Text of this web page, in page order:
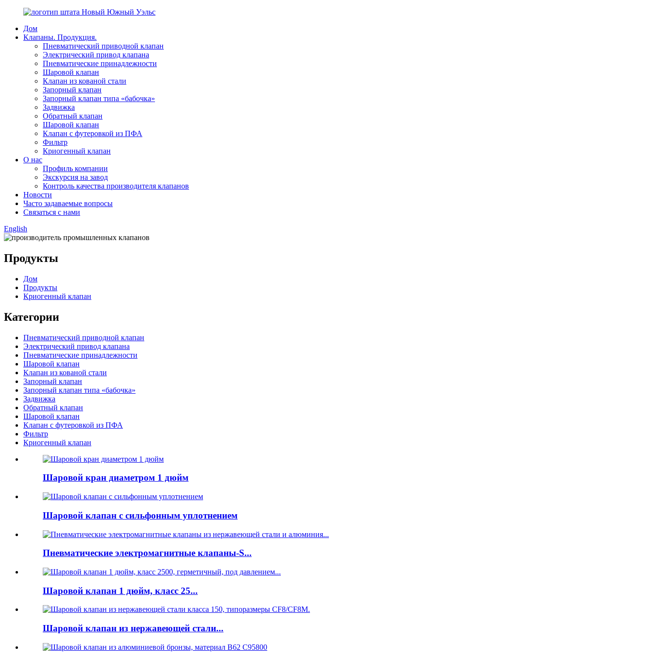
Дом
Клапаны. Продукция.
Пневматический приводной клапан
Электрический привод клапана
Пневматические принадлежности
Шаровой клапан
Клапан из кованой стали
Запорный клапан
Запорный клапан типа «бабочка»
Задвижка
Обратный клапан
Шаровой клапан
Клапан с футеровкой из ПФА
Фильтр
Криогенный клапан
О нас
Профиль компании
Экскурсия на завод
Контроль качества производителя клапанов
Новости
Часто задаваемые вопросы
Связаться с нами
English
Продукты
Дом
Продукты
Криогенный клапан
Категории
Пневматический приводной клапан
Электрический привод клапана
Пневматические принадлежности
Шаровой клапан
Клапан из кованой стали
Запорный клапан
Запорный клапан типа «бабочка»
Задвижка
Обратный клапан
Шаровой клапан
Клапан с футеровкой из ПФА
Фильтр
Криогенный клапан
Шаровой кран диаметром 1 дюйм
Шаровой клапан с сильфонным уплотнением
Пневматические электромагнитные клапаны-S...
Шаровой клапан 1 дюйм, класс 25...
Шаровой клапан из нержавеющей стали...